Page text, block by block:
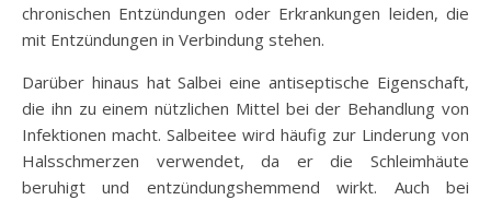
chronischen Entzündungen oder Erkrankungen leiden, die
mit Entzündungen in Verbindung stehen.
Darüber hinaus hat Salbei eine antiseptische Eigenschaft,
die ihn zu einem nützlichen Mittel bei der Behandlung von
Infektionen macht. Salbeitee wird häufig zur Linderung von
Halsschmerzen verwendet, da er die Schleimhäute
beruhigt und entzündungshemmend wirkt. Auch bei